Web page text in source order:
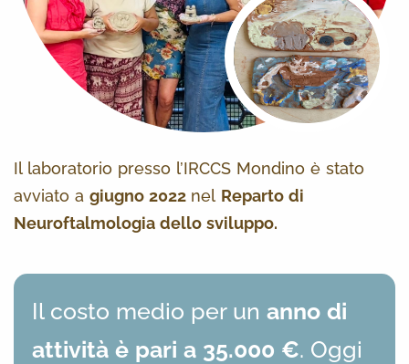
Il laboratorio presso l’IRCCS Mondino è stato
avviato a giugno 2022 nel Reparto di
Neuroftalmologia dello sviluppo.
Il costo medio per un anno di
attività è pari a 35.000 €. Oggi